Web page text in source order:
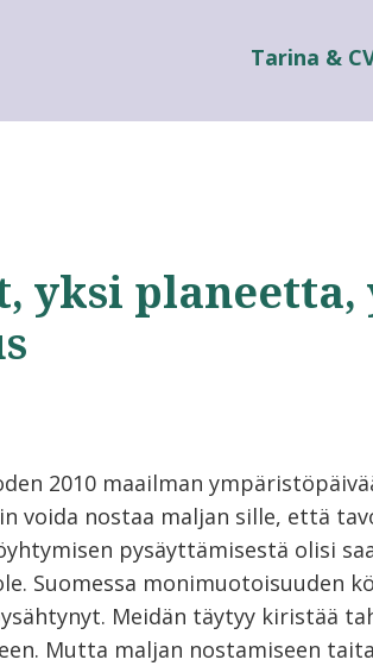
Tarina &
yksi planeetta,
2010 maailman
voida nostaa maljan sille, että
pysäyttämisestä olisi
Suomessa monimuotoisuuden
Meidän täytyy kiristää
Mutta maljan nostamiseen